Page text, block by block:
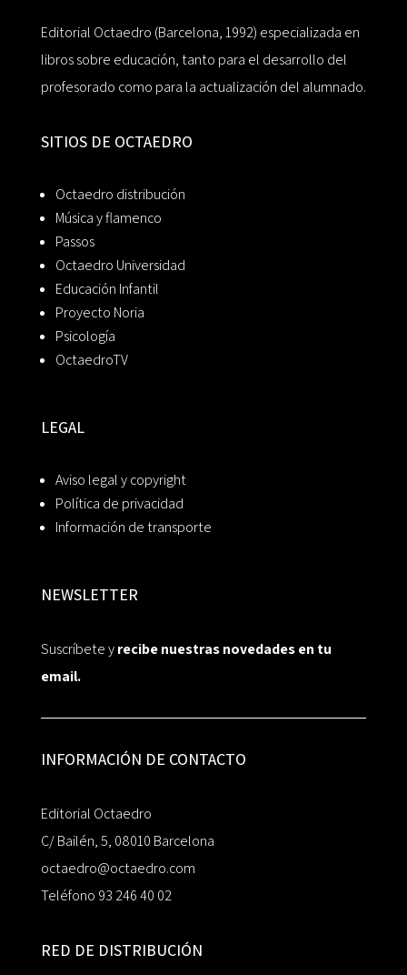
Editorial Octaedro (Barcelona, 1992) especializada en
libros sobre educación, tanto para el desarrollo del
profesorado como para la actualización del alumnado.
SITIOS DE OCTAEDRO
Octaedro distribución
Música y flamenco
Passos
Octaedro Universidad
Educación Infantil
Proyecto Noria
Psicología
OctaedroTV
LEGAL
Aviso legal y copyright
Política de privacidad
Información de transporte
NEWSLETTER
Suscríbete yrecibe nuestras novedades en tu
email.
INFORMACIÓN DE CONTACTO
Editorial Octaedro
C/ Bailén, 5, 08010 Barcelona
octaedro@octaedro.com
Teléfono 93 246 40 02
RED DE DISTRIBUCIÓN